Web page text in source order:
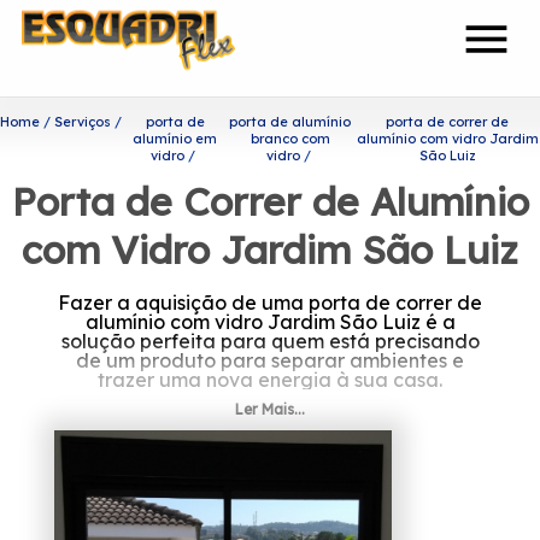
menu
Home Serviços
porta de
alumínio em
vidro
porta de alumínio
branco com
vidro
porta de correr de
alumínio com vidro Jardim
São Luiz
Porta de Correr de Alumínio
com Vidro Jardim São Luiz
Fazer a aquisição de uma porta de correr de
alumínio com vidro Jardim São Luiz é a
solução perfeita para quem está precisando
de um produto para separar ambientes e
trazer uma nova energia à sua casa.
Onde encontrar porta de
correr de alumínio com vidro
Jardim São Luiz?
Prezando por trabalhar sempre com os seus
Ler Mais...